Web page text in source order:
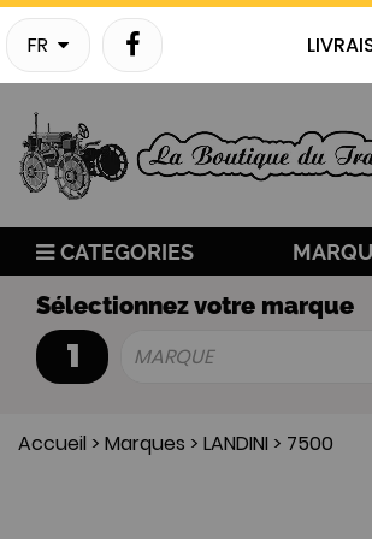
FR
CATEGORIES
Sélectionnez votre marque
1 MARQUE
Accueil > Marques > LANDINI > 7500